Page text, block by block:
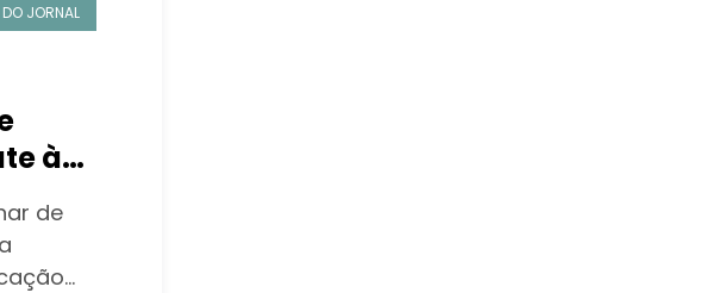
JORNAL
à
de